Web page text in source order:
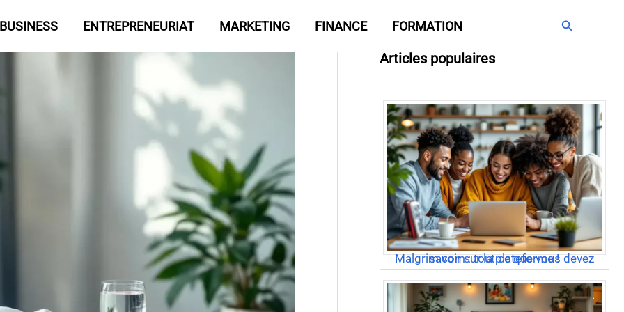
BUSINESS ENTREPRENEURIAT MARKETING FINANCE FORMATION Rechercher
Articles populaires
Malgrim com : tout ce que vous devez savoir sur la plateforme !